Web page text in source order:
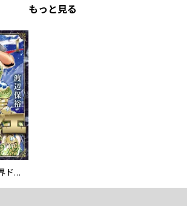
もっと見る
ドカクエ 異世界ドカコッククエスト